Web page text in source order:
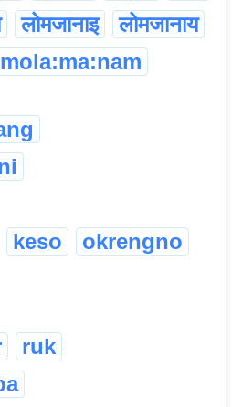
लोमजानाइ लोमजानाय
mola:ma:nam
keso
okrengno
ruk